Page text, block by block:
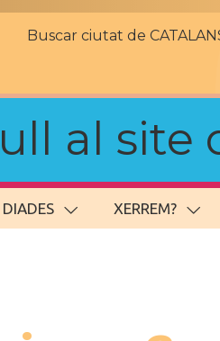
Buscar ciutat de
al site
DIADES XERREM?